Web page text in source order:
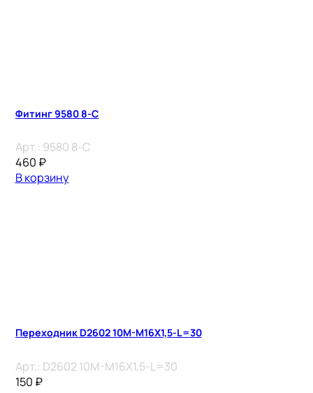
Фитинг 9580 8-C
Арт.: 9580 8-C
460 ₽
В корзину
Переходник D2602 10M-M16X1,5-L=30
Арт.: D2602 10M-M16X1,5-L=30
150 ₽